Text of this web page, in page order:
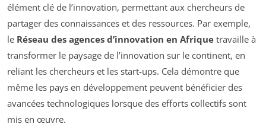
élément clé de l’innovation, permettant aux chercheurs de
partager des connaissances et des ressources. Par exemple,
le Réseau des agences d’innovation en Afrique travaille à
transformer le paysage de l’innovation sur le continent, en
reliant les chercheurs et les start-ups. Cela démontre que
même les pays en développement peuvent bénéficier des
avancées technologiques lorsque des efforts collectifs sont
mis en œuvre.